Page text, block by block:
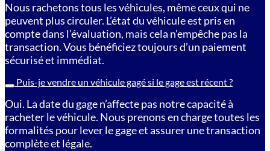
Nous rachetons tous les véhicules, même ceux qui ne
peuvent plus circuler. L’état du véhicule est pris en
compte dans l’évaluation, mais cela n’empêche pas la
transaction. Vous bénéficiez toujours d’un paiement
sécurisé et immédiat.
Puis-je vendre un véhicule gagé si le gage est récent ?
Oui. La date du gage n’affecte pas notre capacité à
racheter le véhicule. Nous prenons en charge toutes les
formalités pour lever le gage et assurer une transaction
complète et légale.